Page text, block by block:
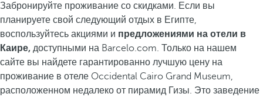
Забронируйте проживание со скидками. Если вы
планируете свой следующий отдых в Египте,
воспользуйтесь акциями и предложениями на отели в
Каире, доступными на Barcelo.com. Только на нашем
сайте вы найдете гарантированно лучшую цену на
проживание в отеле Occidental Cairo Grand Museum,
расположенном недалеко от пирамид Гизы. Это заведение